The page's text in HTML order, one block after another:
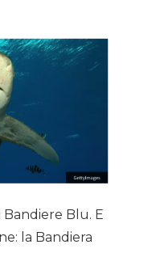
Blu. E
la Bandiera